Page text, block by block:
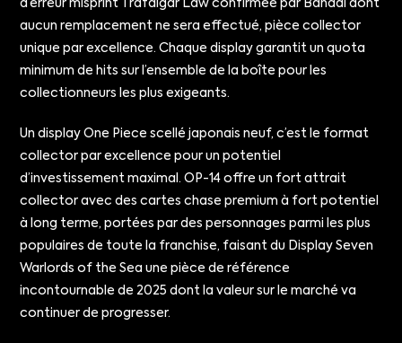
d’erreur misprint Trafalgar Law confirmée par Bandai dont
aucun remplacement ne sera effectué, pièce collector
unique par excellence. Chaque display garantit un quota
minimum de hits sur l’ensemble de la boîte pour les
collectionneurs les plus exigeants.
Un display One Piece scellé japonais neuf, c’est le format
collector par excellence pour un potentiel
d’investissement maximal. OP-14 offre un fort attrait
collector avec des cartes chase premium à fort potentiel
à long terme, portées par des personnages parmi les plus
populaires de toute la franchise, faisant du Display Seven
Warlords of the Sea une pièce de référence
incontournable de 2025 dont la valeur sur le marché va
continuer de progresser.